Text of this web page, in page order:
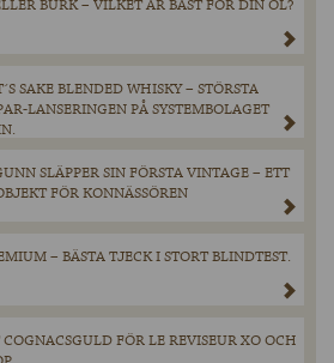
BURK – VILKET ÄR BÄST FÖR DIN ÖL?
SAKE BLENDED WHISKY – STÖRSTA
LANSERINGEN PÅ SYSTEMBOLAGET
SLÄPPER SIN FÖRSTA VINTAGE – ETT
FÖR KONNÄSSÖREN
– BÄSTA TJECK I STORT BLINDTEST.
FÖR LE REVISEUR XO OCH